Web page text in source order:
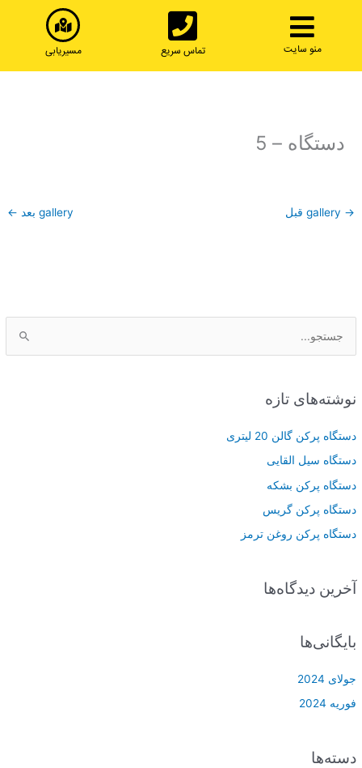
منو سایت تماس سریع مسیریابی
ج
ا
ی
:
نوشته‌های تازه
دستگاه پرکن گالن 20 لیتری
دستگاه سیل القایی
دستگاه پرکن بشکه
دستگاه پرکن گریس
دستگاه پرکن روغن ترمز
آخرین دیدگاه‌ها
بایگانی‌ها
جولای 2024
فوریه 2024
دسته‌ها
دستگاه – 5
→ gallery بعد ←